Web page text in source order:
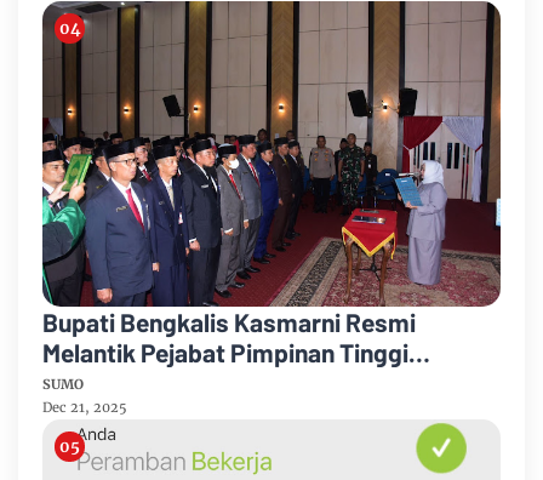
Bupati Bengkalis Kasmarni Resmi
Melantik Pejabat Pimpinan Tinggi
Pratama
SUMO
Dec 21, 2025